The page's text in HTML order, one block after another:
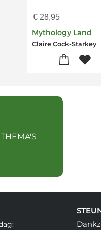
€28,95
Mythology Land
Claire Cock-Starkey